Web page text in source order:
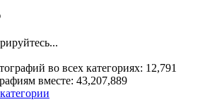
во всех категориях: 12,791
вместе: 43,207,889